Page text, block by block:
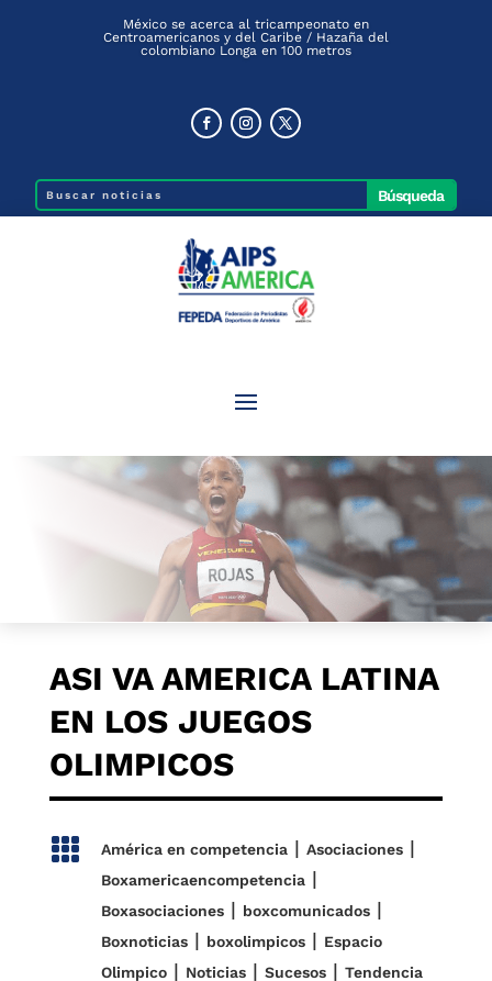
México se acerca al tricampeonato en
Centroamericanos y del Caribe / Hazaña del
colombiano Longa en 100 metros
ASI VA AMERICA LATINA
EN LOS JUEGOS
OLIMPICOS
 América en competencia| Asociaciones|
Boxamericaencompetencia|
Boxasociaciones| boxcomunicados|
Boxnoticias| boxolimpicos| Espacio
Olimpico| Noticias| Sucesos| Tendencia